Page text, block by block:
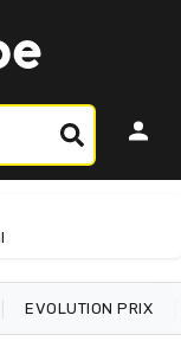
EVOLUTION PRIX